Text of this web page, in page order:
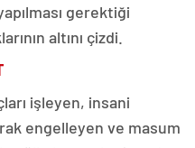
gerektiği
altını çizdi.
işleyen, insani
engelleyen ve masum